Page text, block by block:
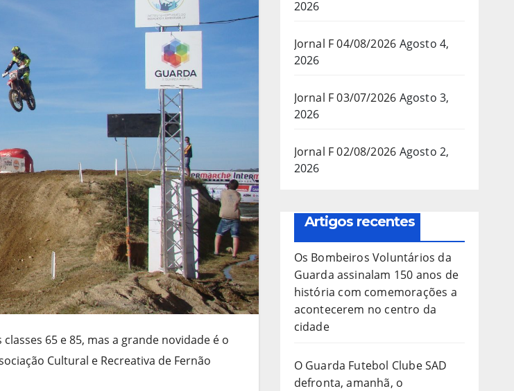
65 e 85, mas a grande novidade é o
Cultural e Recreativa de Fernão
2026
Jornal F 04/08/2026 Agosto 4,
2026
Jornal F 03/07/2026 Agosto 3,
2026
Jornal F 02/08/2026 Agosto 2,
2026
Artigos recentes
Os Bombeiros Voluntários da
Guarda assinalam 150 anos de
história com comemorações a
acontecerem no centro da
cidade
O Guarda Futebol Clube SAD
defronta, amanhã, o